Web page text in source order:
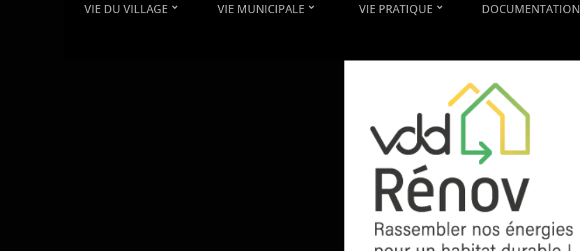
VIE DU VILLAGE VIE MUNICIPALE VIE PRATIQUE DOCUMENTATION